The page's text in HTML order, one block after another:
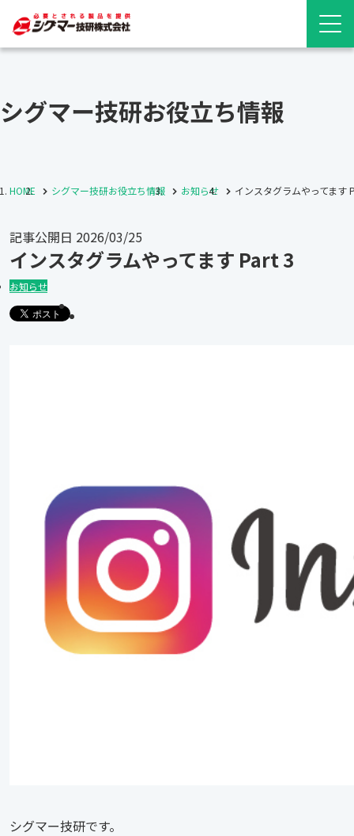
シグマー技研お役立ち情報
HOME シグマー技研お役立ち情報 お知らせ インスタグラムやってます
記事公開日 2026/03/25
インスタグラムやってます Part 3
お知らせ
シグマー技研です。